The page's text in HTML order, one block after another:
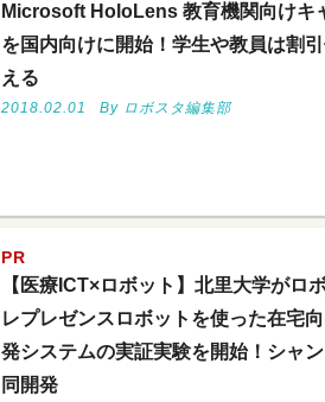
Microsoft HoloLens 教育機関向けキ
を国内向けに開始！学生や教員は割
える
2018.02.01 By ロボスタ編集部
PR
【医療ICT×ロボット】北里大学がロ
レプレゼンスロボットを使った在宅
発システムの実証実験を開始！シャ
同開発